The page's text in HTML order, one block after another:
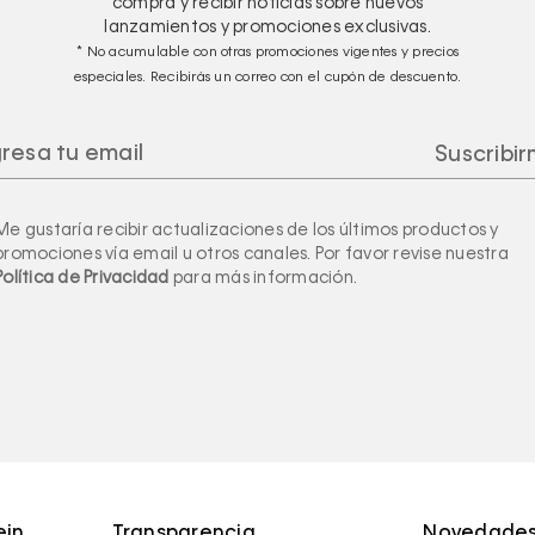
lanzamientos y promociones exclusivas.
* No acumulable con otras promociones vigentes y precios
especiales. Recibirás un correo con el cupón de descuento.
gustaría recibir actualizaciones de los últimos productos y
vía email u otros canales. Por favor revise nuestra
de Privacidad para más información.